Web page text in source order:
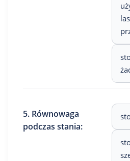
5. Równowaga
podczas stania: